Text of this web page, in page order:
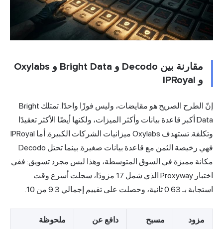
مقارنة بين Decodo و Bright Data و Oxylabs
و IPRoyal
إنّ الطرح الصريح هو مقايضات، وليس فوزًا واحدًا. تمتلك Bright
Data أكبر قاعدة بيانات وأكثر الميزات، ولكنها أيضًا الأكثر تعقيدًا
وتكلفة. تستهدف Oxylabs ميزانيات الشركات الكبيرة. أما IPRoyal
فهي رخيصة الثمن مع قاعدة بيانات صغيرة. بينما تحتل Decodo
مكانة مميزة في السوق المتوسطة، وهذا ليس مجرد تسويق: ففي
اختبار Proxyway الذي شمل 17 مزودًا، سجلت أسرع وقت
استجابة بـ 0.63 ثانية، وحصلت على تقييم إجمالي 9.3 من 10.
مزود مسبح دافع عن ملحوظة